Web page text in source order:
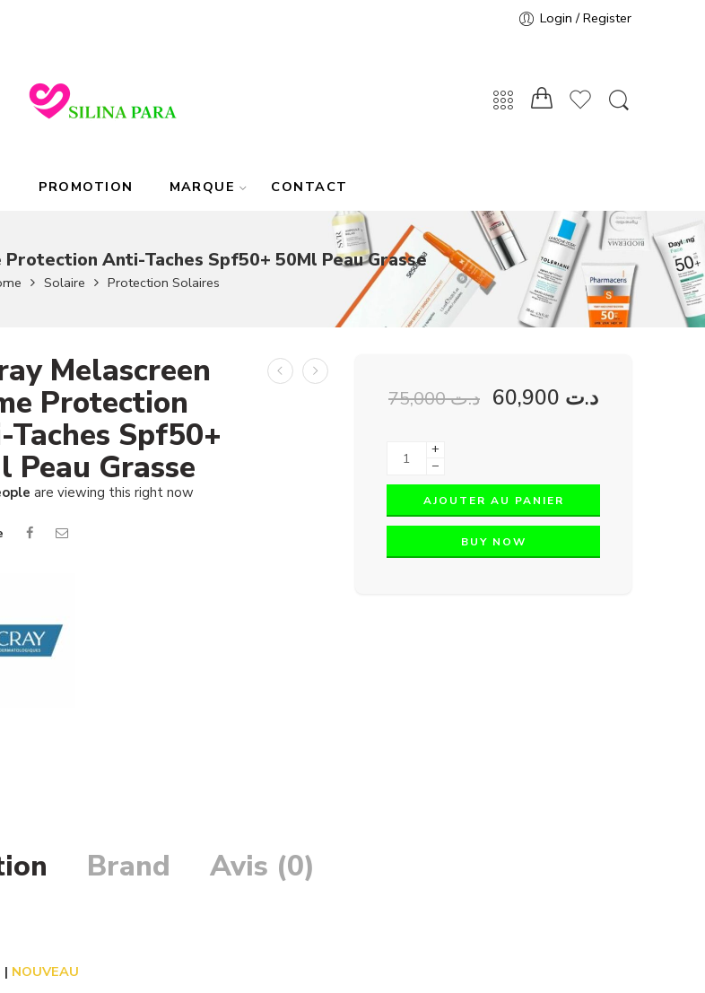
Login / Register
PROMOTION MARQUE CONTACT
Anti-Taches Spf50+ 50Ml Peau Grasse
Solaire Protection Solaires
Melascreen
Protection
Spf50+
Peau Grasse
are viewing this right now
د.ت75,000 د.ت
+
−
AJOUTER AU PANIER
BUY NOW
Brand Avis (0)
| NOUVEAU